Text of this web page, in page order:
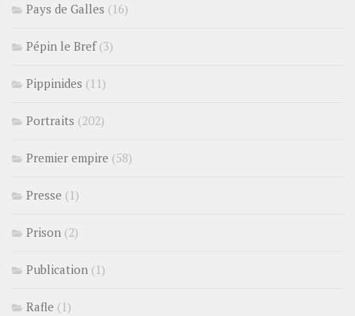
Pays de Galles (16)
Pépin le Bref(3)
Pippinides (11)
Portraits (202)
Premier empire (58)
Presse (1)
Prison (2)
Publication (1)
Rafle (1)